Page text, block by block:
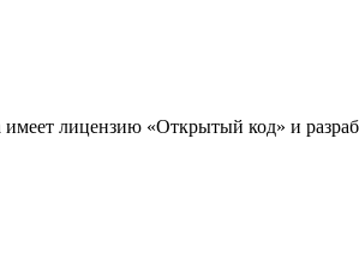
имеет лицензию «Открытый код» и